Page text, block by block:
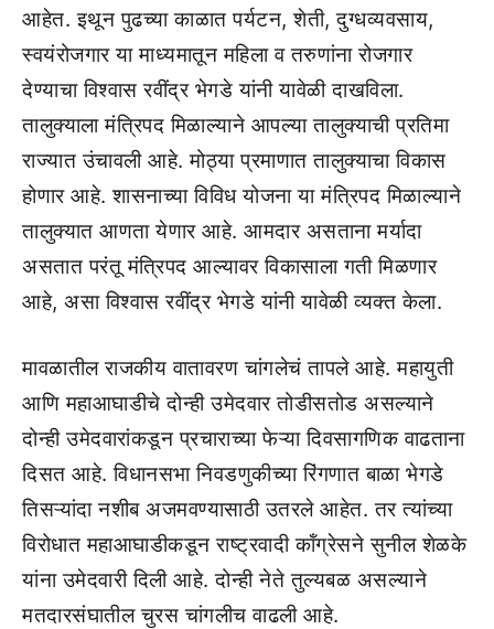
आहेत. इथून पुढच्या काळात पर्यटन, शेती, दुग्धव्यवसाय,
स्वयंरोजगार या माध्यमातून महिला व तरुणांना रोजगार
देण्याचा विश्वास रवींद्र भेगडे यांनी यावेळी दाखविला.
तालुक्याला मंत्रिपद मिळाल्याने आपल्या तालुक्याची प्रतिमा
राज्यात उंचावली आहे. मोठ्या प्रमाणात तालुक्याचा विकास
होणार आहे. शासनाच्या विविध योजना या मंत्रिपद मिळाल्याने
तालुक्यात आणता येणार आहे. आमदार असताना मर्यादा
असतात परंतू मंत्रिपद आल्यावर विकासाला गती मिळणार
आहे, असा विश्वास रवींद्र भेगडे यांनी यावेळी व्यक्त केला.
मावळातील राजकीय वातावरण चांगलेचं तापले आहे. महायुती
आणि महाआघाडीचे दोन्ही उमेदवार तोडीसतोड असल्याने
दोन्ही उमेदवारांकडून प्रचाराच्या फेऱ्या दिवसागणिक वाढताना
दिसत आहे. विधानसभा निवडणुकीच्या रिंगणात बाळा भेगडे
तिसऱ्यांदा नशीब अजमवण्यासाठी उतरले आहेत. तर त्यांच्या
विरोधात महाआघाडीकडून राष्ट्रवादी कॉंग्रेसने सुनील शेळके
यांना उमेदवारी दिली आहे. दोन्ही नेते तुल्यबळ असल्याने
मतदारसंघातील चुरस चांगलीच वाढली आहे.